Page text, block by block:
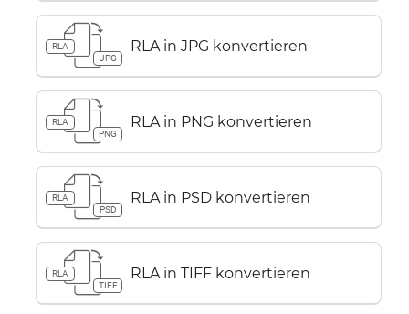
RLA
JPG
RLA in JPG konvertieren
RLA
PNG
RLA in PNG konvertieren
RLA
PSD
RLA in PSD konvertieren
RLA
TIFF
RLA in TIFF konvertieren